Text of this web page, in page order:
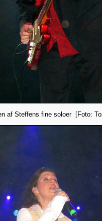
af Steffens fine soloer [Foto: